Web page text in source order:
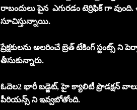
రాబందులు పైన ఎగురడం టెర్రిఫిక్ గా
సూచిస్తున్నాయి.
ప్రేక్షకులను అలరించే బ్రెత్ టేకింగ్
తీసుకున్నారు.
ఓదెల2 భారీ బడ్జెట్‌, హై క్యాలిటీ ప్రొడక్షన్
పీరియన్స్ ని ఇవ్వబోతోంది.